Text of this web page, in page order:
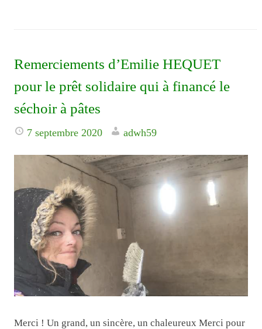
Remerciements d’Emilie HEQUET
pour le prêt solidaire qui à financé le
séchoir à pâtes
7 septembre 2020 adwh59
Merci ! Un grand, un sincère, un chaleureux Merci pour